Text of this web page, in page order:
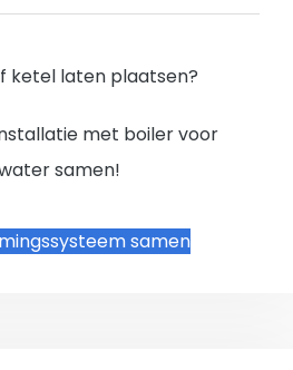
ketel laten plaatsen?
met boiler voor
samen!
samen